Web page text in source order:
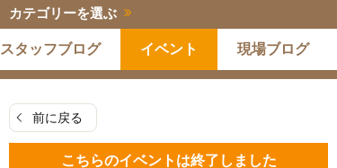
カテゴリーを選ぶ
スタッフブログ イベント 現場ブログ
前に戻る
こちらのイベントは終了しました